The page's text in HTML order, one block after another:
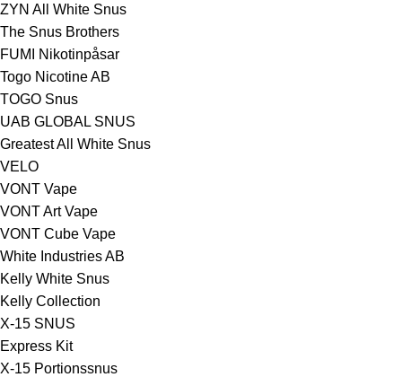
ZYN All White Snus
The Snus Brothers
FUMI Nikotinpåsar
Togo Nicotine AB
TOGO Snus
UAB GLOBAL SNUS
Greatest All White Snus
VELO
VONT Vape
VONT Art Vape
VONT Cube Vape
White Industries AB
Kelly White Snus
Kelly Collection
X-15 SNUS
Express Kit
X-15 Portionssnus